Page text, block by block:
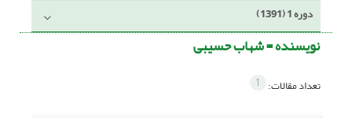
دوره 1 (1391)
نویسنده =شهاب حسیبی
تعداد مقالات: 1